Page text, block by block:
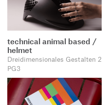
technical animal based /
helmet
Dreidimensionales Gestalten 2
PG3